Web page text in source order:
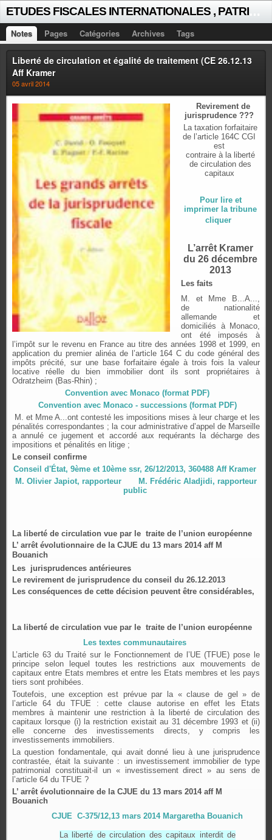
Notes Pages Catégories Archives Tags
Liberté de circulation et égalité de traitement (CE 26.12.13
Aff Kramer
05 avril 2014
Revirement de
jurisprudence ???
La taxation forfaitaire
de l’article 164C CGI
est
contraire à la liberté
de circulation des
capitaux
Pour lire et
imprimer la tribune
cliquer
L’arrêt Kramer
du 26 décembre
2013
Les faits
M. et Mme B...A...,
de nationalité
allemande et
domiciliés à Monaco,
ont été imposés à
l’impôt sur le revenu en France au titre des années 1998 et 1999, en
application du premier alinéa de l’article 164 C du code général des
impôts précité, sur une base forfaitaire égale à trois fois la valeur
locative réelle du bien immobilier dont ils sont propriétaires à
Odratzheim (Bas-Rhin) ;
Convention avec Monaco (format PDF)
Convention avec Monaco - successions (format PDF)
M. et Mme A...ont contesté les impositions mises à leur charge et les
pénalités correspondantes ; la cour administrative d’appel de Marseille
a annulé ce jugement et accordé aux requérants la décharge des
impositions et pénalités en litige ;
Le conseil confirme
Conseil d'État, 9ème et 10ème ssr, 26/12/2013, 360488 Aff Kramer
M. Olivier Japiot, rapporteur
M. Frédéric Aladjidi, rapporteur
public
La liberté de circulation vue par le traite de l’union européenne
L’ arrêt évolutionnaire de la CJUE du 13 mars 2014 aff M
Bouanich
Les jurisprudences antérieures
Le revirement de jurisprudence du conseil du 26.12.2013
Les conséquences de cette décision peuvent être considérables,
La liberté de circulation vue par le traite de l’union européenne
Les textes communautaires
L’article 63 du Traité sur le Fonctionnement de l’UE (TFUE) pose le
principe selon lequel toutes les restrictions aux mouvements de
capitaux entre Etats membres et entre les Etats membres et les pays
tiers sont prohibées.
Toutefois, une exception est prévue par la « clause de gel » de
l’article 64 du TFUE : cette clause autorise en effet les Etats
membres à maintenir une restriction à la liberté de circulation des
capitaux lorsque (i) la restriction existait au 31 décembre 1993 et (ii)
elle concerne des investissements directs, y compris les
investissements immobiliers.
La question fondamentale, qui avait donné lieu à une jurisprudence
contrastée, était la suivante : un investissement immobilier de type
patrimonial constituait-il un « investissement direct » au sens de
l’article 64 du TFUE ?
L’ arrêt évolutionnaire de la CJUE du 13 mars 2014 aff M
Bouanich
CJUE C‑375/12,13 mars 2014 Margaretha Bouanich
La liberté de circulation des capitaux interdit de